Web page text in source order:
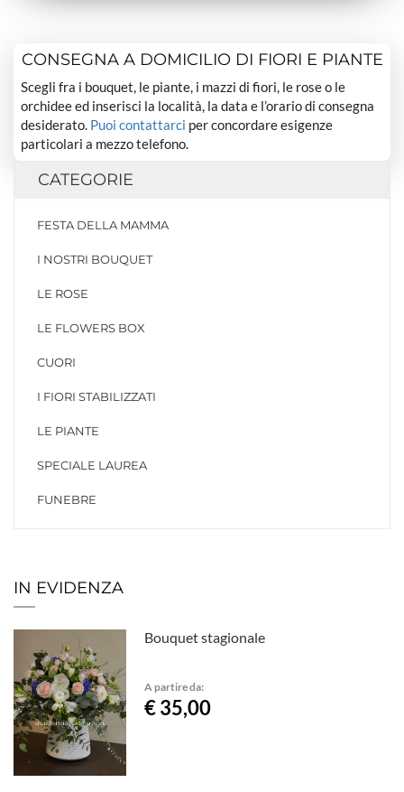
CONSEGNA A DOMICILIO DI FIORI E PIANTE
Scegli fra i bouquet, le piante, i mazzi di fiori, le rose o le
orchidee ed inserisci la località, la data e l’orario di consegna
desiderato. Puoi contattarci per concordare esigenze
particolari a mezzo telefono.
CATEGORIE
FESTA DELLA MAMMA
I NOSTRI BOUQUET
LE ROSE
LE FLOWERS BOX
CUORI
I FIORI STABILIZZATI
LE PIANTE
SPECIALE LAUREA
FUNEBRE
IN EVIDENZA
Bouquet stagionale
A partire da:
€ 35,00